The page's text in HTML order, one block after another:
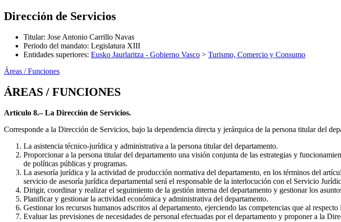
Dirección de Servicios
Titular: Jose Antonio Carrillo Navas
Periodo del mandato: Legislatura XIII
Entidades superiores: Eusko Jaurlaritza - Gobierno Vasco > Turismo, Comercio y Consumo
Áreas / Funciones
ÁREAS / FUNCIONES
Artículo 8.– La Dirección de Servicios.
Corresponde a la Dirección de Servicios, bajo la dependencia directa y jerárquica de la persona titular del
La asistencia técnico-jurídica y administrativa a la persona titular del departamento.
Proporcionar a la persona titular del departamento una visión conjunta de las estrategias y
de políticas públicas y programas.
La asesoría jurídica y la actividad de producción normativa del departamento, en los términos del
servicio de asesoría jurídica departamental será el responsable de la interlocución con el Servicio
Dirigir, coordinar y realizar el seguimiento de la gestión interna del departamento y gestionar los
Planificar y gestionar la actividad económica y administrativa del departamento.
Gestionar los recursos humanos adscritos al departamento, ejerciendo las competencias que al
Evaluar las previsiones de necesidades de personal efectuadas por el departamento y proponer a la